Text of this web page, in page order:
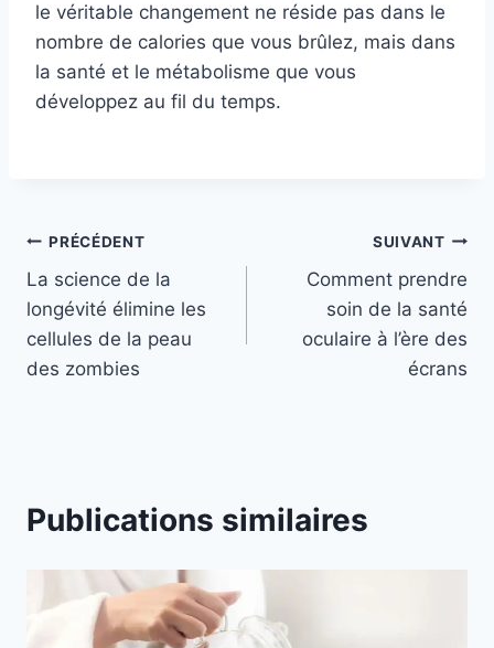
le véritable changement ne réside pas dans le
nombre de calories que vous brûlez, mais dans
la santé et le métabolisme que vous
développez au fil du temps.
Navigation
de
l’article
PRÉCÉDENT
La science de la
longévité élimine les
cellules de la peau
des zombies
SUIVANT
Comment prendre
soin de la santé
oculaire à l’ère des
écrans
Publications similaires